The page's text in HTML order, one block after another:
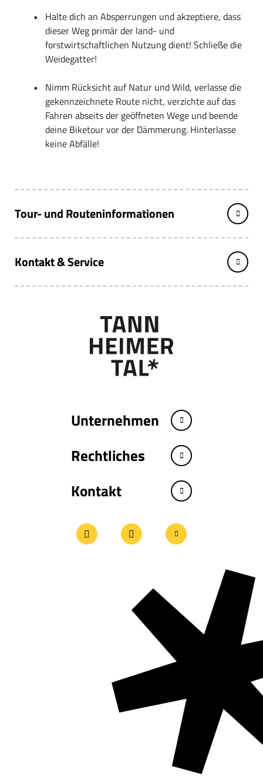
Halte dich an Absperrungen und akzeptiere, dass
dieser Weg primär der land- und
forstwirtschaftlichen Nutzung dient! Schließe die
Weidegatter!
Nimm Rücksicht auf Natur und Wild, verlasse die
gekennzeichnete Route nicht, verzichte auf das
Fahren abseits der geöffneten Wege und beende
deine Biketour vor der Dämmerung. Hinterlasse
keine Abfälle!
Tour- und Routeninformationen
Kontakt & Service
Unternehmen
Rechtliches
Kontakt